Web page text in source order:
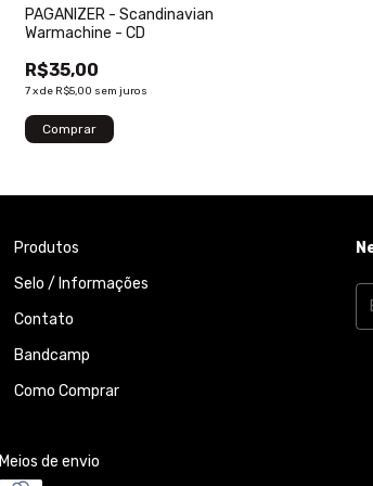
PAGANIZER - Scandinavian
Warmachine - CD
R$35,00
7xde R$5,00 sem juros
Produtos
Selo / Informações
Contato
Bandcamp
Como Comprar
Meios de envio